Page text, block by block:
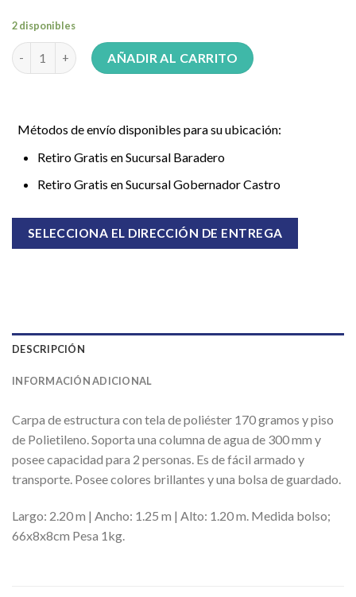
2 disponibles
CARPA PLAYERA LAURY 15986 PARA 2 PERSONAS cantidad
AÑADIR AL CARRITO
Métodos de envío disponibles para su ubicación:
Retiro Gratis en Sucursal Baradero
Retiro Gratis en Sucursal Gobernador Castro
SELECCIONA EL DIRECCIÓN DE ENTREGA
DESCRIPCIÓN
INFORMACIÓN ADICIONAL
Carpa de estructura con tela de poliéster 170 gramos y piso
de Polietileno. Soporta una columna de agua de 300 mm y
posee capacidad para 2 personas. Es de fácil armado y
transporte. Posee colores brillantes y una bolsa de guardado.
Largo: 2.20 m | Ancho: 1.25 m | Alto: 1.20 m. Medida bolso;
66x8x8cm Pesa 1kg.